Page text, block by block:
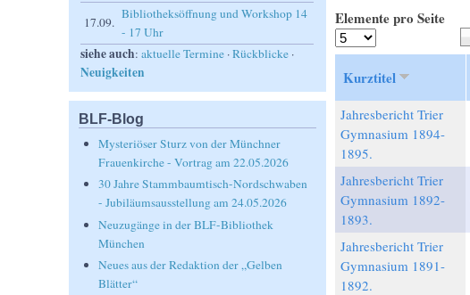
Elemente pro Seite
Kurztitel
Jahresbericht Trier
Gymnasium 1894-
1895.
Jahresbericht Trier
Gymnasium 1892-
1893.
Jahresbericht Trier
Gymnasium 1891-
1892.
17.09.
Bibliotheksöffnung und Workshop 14
- 17 Uhr
siehe auch:aktuelle Termine ·Rückblicke ·
Neuigkeiten
BLF-Blog
Mysteriöser Sturz von der Münchner
Frauenkirche - Vortrag am 22.05.2026
30 Jahre Stammbaumtisch-Nordschwaben
- Jubiläumsausstellung am 24.05.2026
Neuzugänge in der BLF-Bibliothek
München
Neues aus der Redaktion der „Gelben
Blätter“